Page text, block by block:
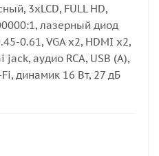
3xLCD, FULL HD,
лазерный диод
0.61, VGA x2, HDMI x2,
аудио RCA, USB (A),
Fi, динамик 16 Вт, 27 дБ